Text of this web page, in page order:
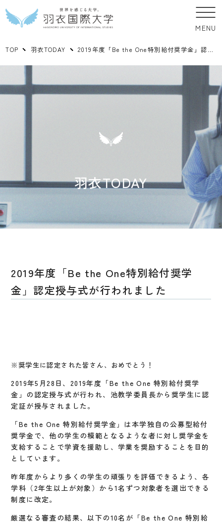
MENU
TOP 羽衣TODAY 2019年度「Be the One特別給付奨学金」認定授与式が行われました
羽衣TODAY
2019年度「Be the One特別給付奨学
金」認定授与式が行われました
※奨学生に認定された皆さん、おめでとう！
2019年5月28日、2019年度「Be the One 特別給付奨学
金」の認定授与式が行われ、池教学委員長から奨学生に認
定証が授与されました。
「Be the One 特別給付奨学金」は本学独自の公募型給付
奨学金で、他の学生の模範となるような者に対し奨学金を
支給することで学資を援助し、学業を奨励することを目的
としています。
昨年度からより多くの学生の頑張りを評価できるよう、各
学科（2年生以上が対象）から1名ずつ対象者を選出できる
制度に改定。
厳選なる審査の結果、以下の10名が「Be the One 特別給